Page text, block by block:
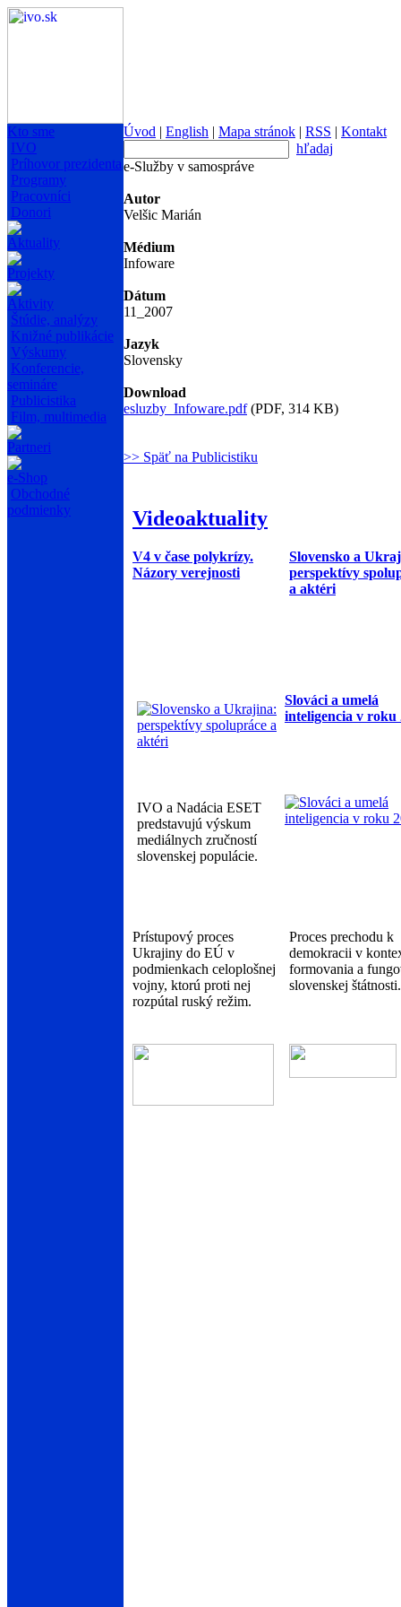
Kto sme
IVO
Príhovor prezidenta
Programy
Pracovníci
Donori
Aktuality
Projekty
Aktivity
Štúdie, analýzy
Knižné publikácie
Výskumy
Konferencie,
semináre
Publicistika
Film, multimedia
Partneri
e-Shop
Obchodné
podmienky
Úvod | English | Mapa stránok | RSS | Kontakt
hľadaj
e-Služby v samospráve
Autor
Velšic Marián
Médium
Infoware
Dátum
11_2007
Jazyk
Slovensky
Download
esluzby_Infoware.pdf(PDF, 314 KB)
>> Späť na Publicistiku
Videoaktuality
V4 v čase polykrízy.
Názory verejnosti
Slovensko a
perspektívy
a aktéri
Slováci a umelá
inteligencia v roku
IVO a Nadácia ESET
predstavujú výskum
mediálnych zručností
slovenskej populácie.
Prístupový proces
Ukrajiny do EÚ v
podmienkach celoplošnej
vojny, ktorú proti nej
rozpútal ruský režim.
Proces prechodu k
demokracii v
formovania a
slovenskej štátnosti.